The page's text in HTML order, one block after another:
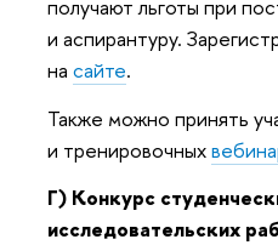
получают льготы при
и аспирантуру.
на сайте.
Также можно принять
и тренировочных
Г) Конкурс
исследовательских